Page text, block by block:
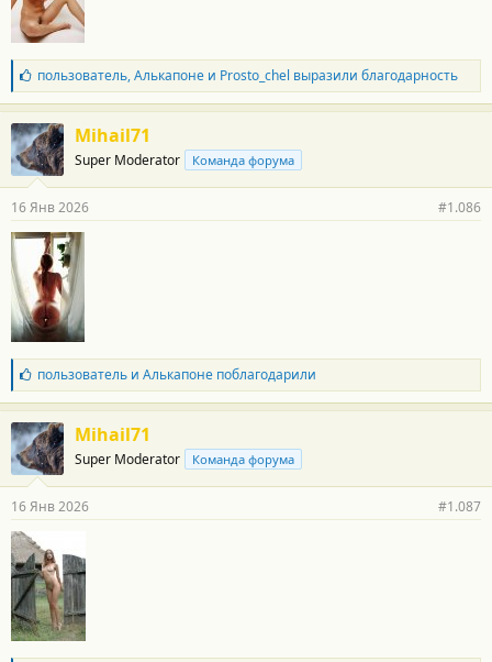
Б
л
а
г
о
д
а
н
о
т
и
:
пользователь,Алькапонеи Prosto_chel выразили благодарность
Mihail71
Super Moderator Команда форума
16 Янв 2026 #1.086
Б
л
а
г
о
д
а
н
с
т
и
:
пользовательи Алькапонепоблагодарили
Mihail71
Super Moderator Команда форума
16 Янв 2026 #1.087